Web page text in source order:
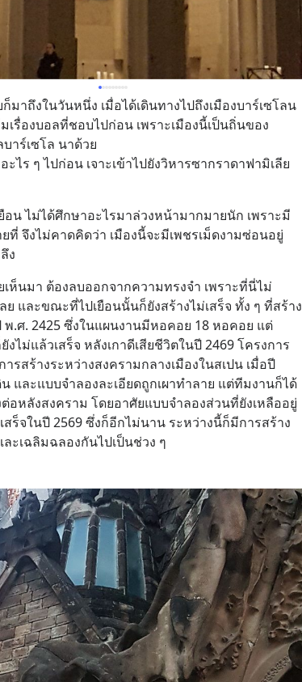
มาถึงในวันหนึ่ง เมื่อได้เดินทางไปถึงเมืองบาร์เซโลน
รื่องบอลที่ชอบไปก่อน เพราะเมืองนี้เป็นถิ่นของ
าร์เซโล นาด้วย
อน ไม่ได้ศึกษาอะไรมาล่วงหน้ามากมายนัก เพราะมี
ที่ จึงไม่คาดคิดว่า เมืองนี้จะมีเพชรเม็ดงามซ่อนอยู่
ง
เห็นมา ต้องลบออกจากความทรงจำ เพราะที่นี่ไม่
ย และขณะที่ไปเยือนนั้นก็ยังสร้างไม่เสร็จ ทั้ง ๆ ที่สร้าง
พ.ศ. 2425 ซึ่งในแผนงานมีหอคอย 18 หอคอย แต่
งไม่แล้วเสร็จ หลังเกาดีเสียชีวิตในปี 2469 โครงการ
ารสร้างระหว่างสงครามกลางเมืองในสเปน เมื่อปี
และแบบจำลองละเอียดถูกเผาทำลาย แต่ทีมงานก็ได้
อหลังสงคราม โดยอาศัยแบบจำลองส่วนที่ยังเหลืออยู่
สร็จในปี 2569 ซึ่งก็อีกไม่นาน ระหว่างนี้ก็มีการสร้าง
ละเฉลิมฉลองกันไปเป็นช่วง ๆ